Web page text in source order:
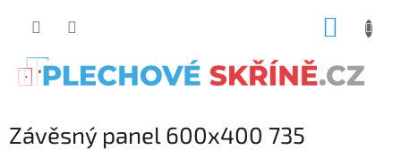
Závěsný panel 600x400 735